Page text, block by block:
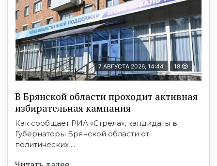
7 АВГУСТА 2026, 14:44 18
В Брянской области проходит активная
избирательная кампания
Как сообщает РИА «Стрела», кандидаты в
Губернаторы Брянской области от
политических ...